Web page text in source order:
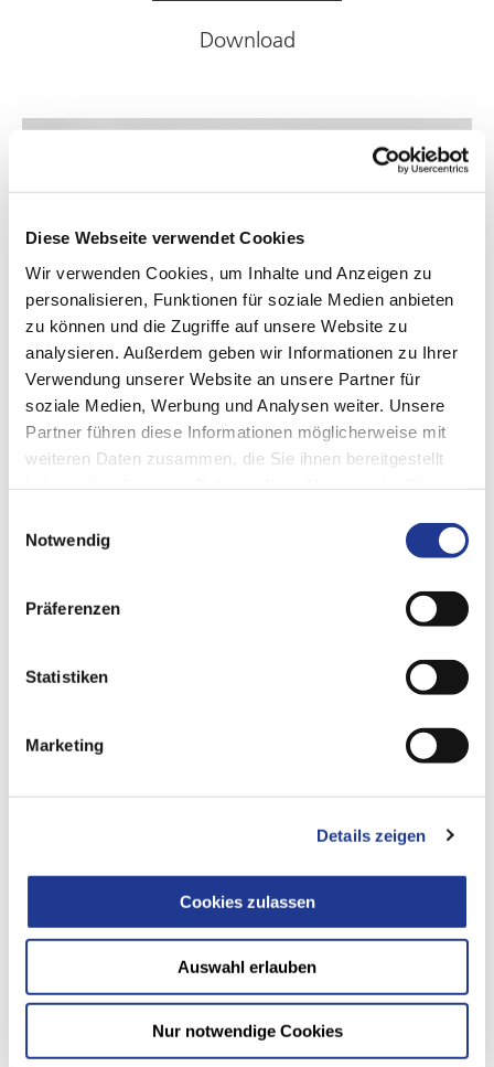
Diese Webseite verwendet Cookies
Wir verwenden Cookies, um Inhalte und Anzeigen zu
personalisieren, Funktionen für soziale Medien anbieten
zu können und die Zugriffe auf unsere Website zu
analysieren. Außerdem geben wir Informationen zu Ihrer
Verwendung unserer Website an unsere Partner für
soziale Medien, Werbung und Analysen weiter. Unsere
Partner führen diese Informationen möglicherweise mit
weiteren Daten zusammen, die Sie ihnen bereitgestellt
Notwendig
Präferenzen
Statistiken
Marketing
Details zeigen
Cookies zulassen
Auswahl erlauben
Nur notwendige Cookies
Download
DVS TOOLINGProduktportfolio
Verzahnungshonen.